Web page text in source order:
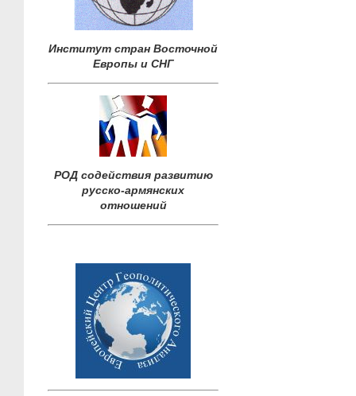
Институт стран Восточной
Европы и СНГ
РОД содействия развитию
русско-армянских
отношений